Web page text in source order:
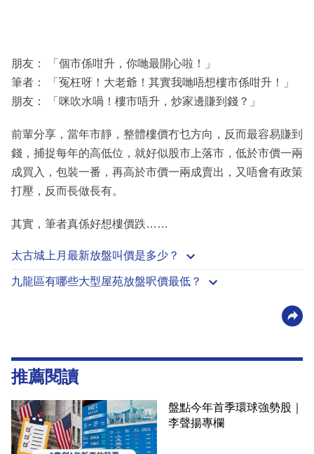
朋友： 「個市係咁升，你哋最開心啦！」
筆者： 「冤枉呀！大老爺！其實我哋唔想樓市係咁升！」
朋友： 「咪吹水喎！樓市唔升，炒家邊賺到錢？」
前輩分享，當年市靜，整體樓價冇乜方向，反而最容易賺到
錢，捕捉每年的高低位，就好似股市上落市，低於市價一兩
成買入，包裝一番，再高於市價一兩成賣出，又唔會有政策
打壓，反而長做長有。
其實，筆者真係好想樓價跌……
太古城上月最新放盤叫價是多少？
九龍區有哪些大型屋苑放盤呎價最低？
推薦閱讀
盤點今年首季環球強勢股｜
李聲揚專欄